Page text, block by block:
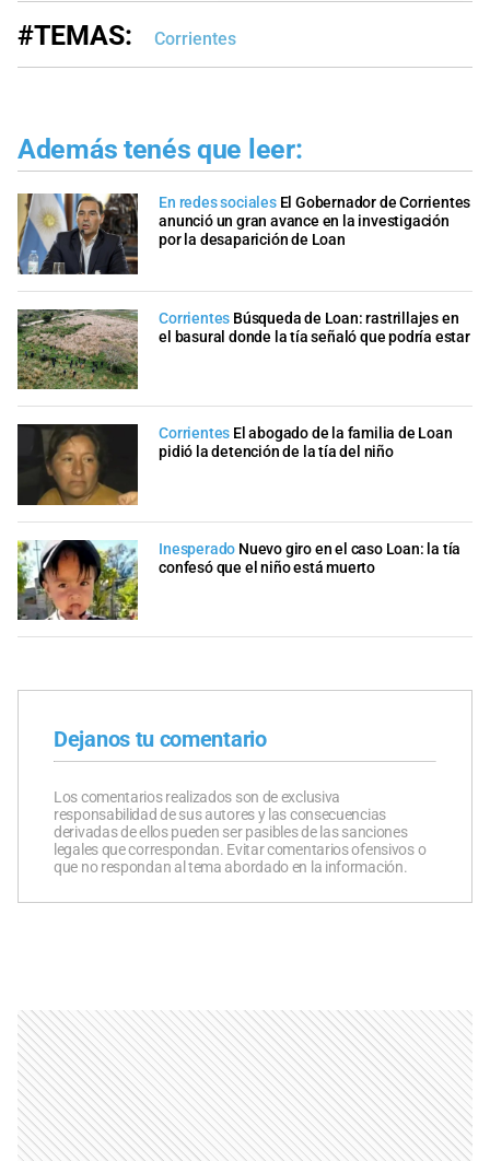
#TEMAS: Corrientes
Además tenés que leer:
En redes sociales El Gobernador de Corrientes
anunció un gran avance en la investigación
por la desaparición de Loan
Corrientes Búsqueda de Loan: rastrillajes en
el basural donde la tía señaló que podría estar
Corrientes El abogado de la familia de Loan
pidió la detención de la tía del niño
Inesperado Nuevo giro en el caso Loan: la tía
confesó que el niño está muerto
Dejanos tu comentario
Los comentarios realizados son de exclusiva
responsabilidad de sus autores y las consecuencias
derivadas de ellos pueden ser pasibles de las sanciones
legales que correspondan. Evitar comentarios ofensivos o
que no respondan al tema abordado en la información.